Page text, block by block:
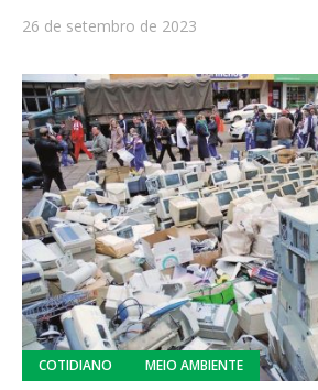
26 de setembro de 2023
COTIDIANO MEIO AMBIENTE